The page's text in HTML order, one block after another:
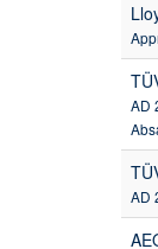
AD
AD